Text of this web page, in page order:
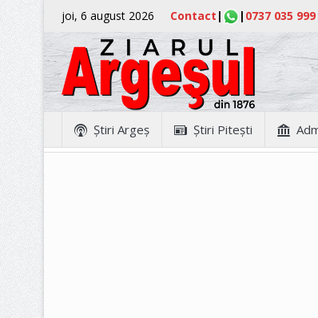
joi, 6 august 2026 Contact | | 0737 035 999
Ştiri Argeş Ştiri Piteşti